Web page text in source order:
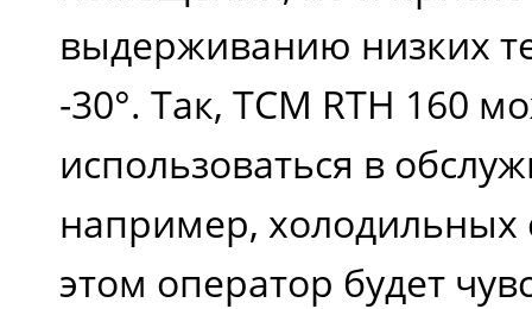
выдерживанию низких
-30°. Так, TCM RTH 160
использоваться в
например, холодильных
этом оператор будет